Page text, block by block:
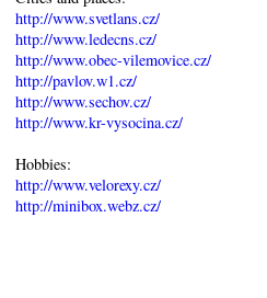
http://www.svetlans.cz/
http://www.ledecns.cz/
http://www.obec-vilemovice.cz/
http://pavlov.w1.cz/
http://www.sechov.cz/
http://www.kr-vysocina.cz/
Hobbies:
http://www.velorexy.cz/
http://minibox.webz.cz/